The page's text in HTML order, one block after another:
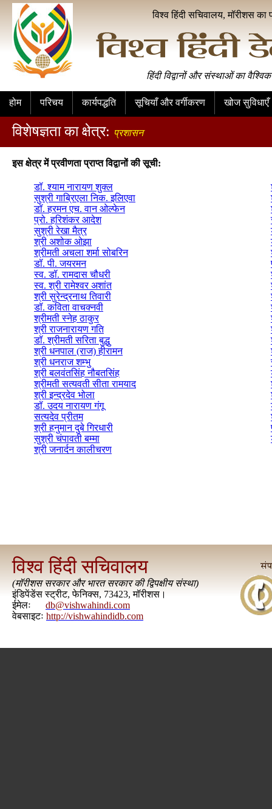
विश्व हिंदी सचिवालय, मॉरीशस का
हिंदी विद्वानों और संस्थाओं का
होम परिचय कार्यपद्धति सूचियाँ और वर्गीकरण खोज सुविधाएँ
विशेषज्ञता का क्षेत्र: प्रशासन
इस क्षेत्र में प्रवीणता प्राप्त विद्वानों की सूची:
डॉ. श्याम नारायण शुक्ल
सुश्री गाब्रिएला निक. इलिएवा
डॉ. हरमन एच. वान ओल्फेन
प्रो. हरिशंकर आदेश
सुश्री रेखा मैत्र
श्री अशोक ओझा
श्रीमती अचला शर्मा सोबरिन
डॉ. पी. जयरमन
स्व. डॉ. रामदास चौधरी
स्व. श्री रामेश्वर अशांत
श्री सुरेन्द्रनाथ तिवारी
डॉ. कविता वाचक्नवी
श्रीमती स्नेह ठाकुर
श्री राजनारायण गति
डॉ. श्रीमती सरिता बुद्धु
श्री धनपाल (राज) हीरामन
श्री धनराज शम्भु
श्री बलवंतसिंह नौबतसिंह
श्रीमती सत्यवती सीता रामयाद
श्री इन्द्रदेव भोला
डॉ. उदय नारायण गंगू
सत्यदेव प्रीतम
श्री हनुमान दुबे गिरधारी
सुश्री चंपावती बम्मा
श्री जनार्दन कालीचरण
विश्व हिंदी सचिवालय
(मॉरीशस सरकार और भारत सरकार की द्विपक्षीय संस्था)
इंडिपेंडेंस स्ट्रीट, फेनिक्स, 73423, मॉरीशस।
ईमेलः
db@vishwahindi.com
वेबसाइटः http://vishwahindidb.com